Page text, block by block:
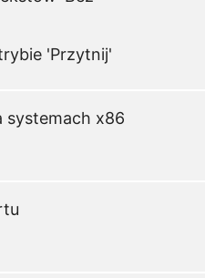
'Przytnij'
systemach x86